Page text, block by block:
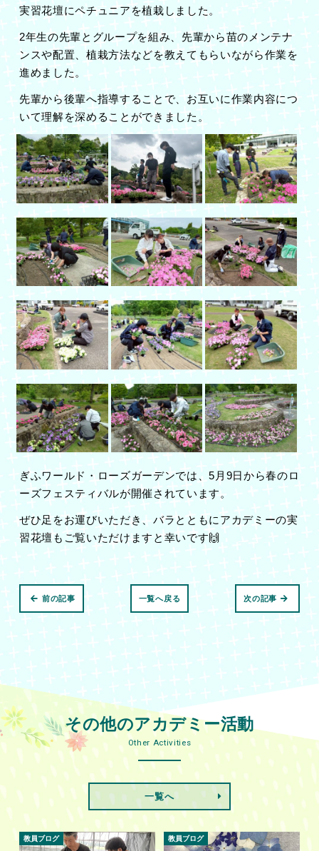
実習花壇にペチュニアを植栽しました。
2年生の先輩とグループを組み、先輩から苗のメンテナ
ンスや配置、植栽方法などを教えてもらいながら作業を
進めました。
先輩から後輩へ指導することで、お互いに作業内容につ
いて理解を深めることができました。
ぎふワールド・ローズガーデンでは、5月9日から春のロ
ーズフェスティバルが開催されています。
ぜひ足をお運びいただき、バラとともにアカデミーの実
習花壇もご覧いただけますと幸いです🙌
次の記事
一覧へ戻る
前の記事
その他のアカデミー活動
Other Activities
一覧へ
教員ブログ 教員ブログ